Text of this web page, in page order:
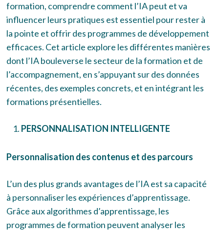
formation, comprendre comment l’IA peut et va
influencer leurs pratiques est essentiel pour rester à
la pointe et offrir des programmes de développement
efficaces. Cet article explore les différentes manières
dont l’IA bouleverse le secteur de la formation et de
l’accompagnement, en s’appuyant sur des données
récentes, des exemples concrets, et en intégrant les
formations présentielles.
PERSONNALISATION INTELLIGENTE
Personnalisation des contenus et des parcours
L’un des plus grands avantages de l’IA est sa capacité
à personnaliser les expériences d’apprentissage.
Grâce aux algorithmes d’apprentissage, les
programmes de formation peuvent analyser les